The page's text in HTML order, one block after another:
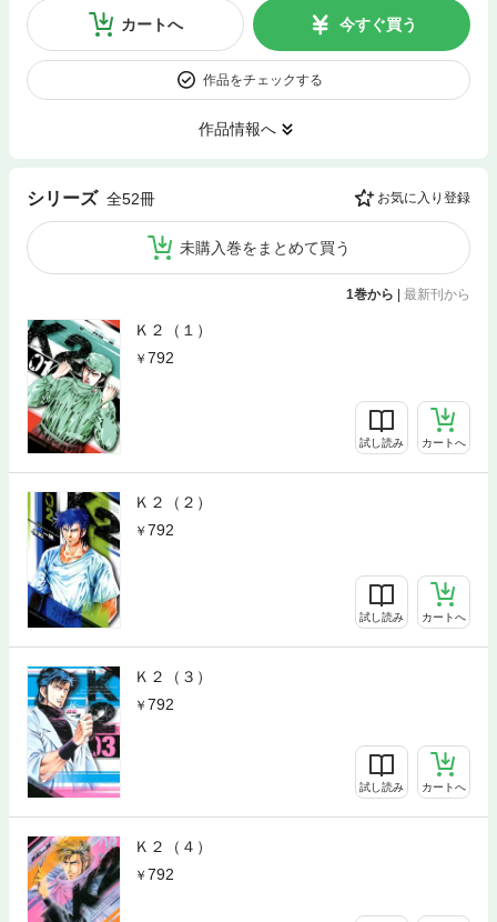
カートへ 今すぐ買う
作品をチェックする
作品情報へ
シリーズ 全52冊 お気に入り登録
未購入巻をまとめて買う
1巻から | 最新刊から
Ｋ２（１）
792
試し読み カートへ
Ｋ２（２）
792
試し読み カートへ
Ｋ２（３）
792
試し読み カートへ
Ｋ２（４）
792